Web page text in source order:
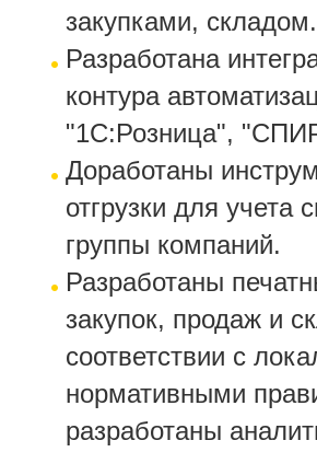
закупками, складом.
Разработана
контура
"1С:Розница",
Доработаны
отгрузки для учета
группы компаний.
Разработаны
закупок, продаж и
соответствии с
нормативными
разработаны